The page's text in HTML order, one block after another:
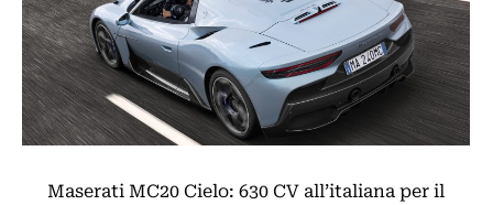
Maserati MC20 Cielo: 630 CV all’italiana per il